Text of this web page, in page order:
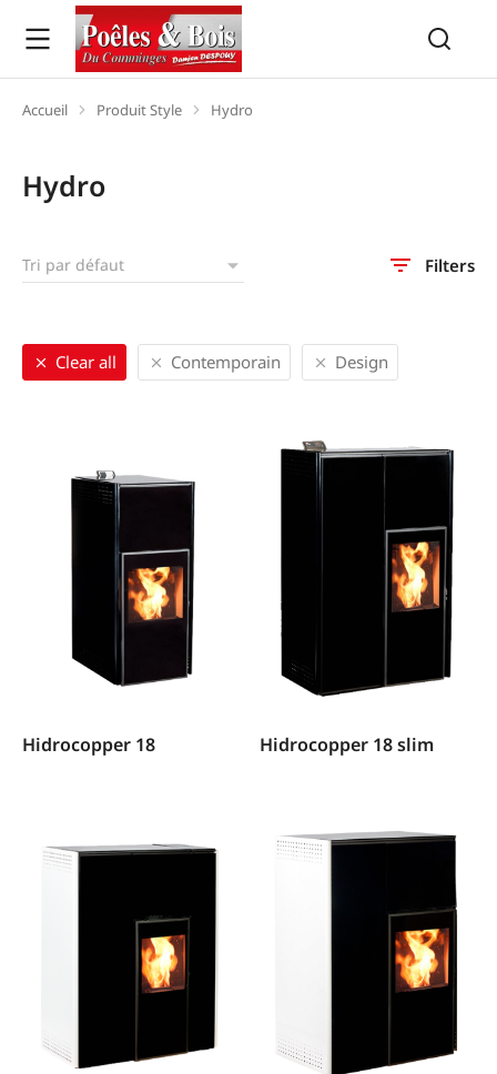
Vous êtes ici :
Accueil Produit Style Hydro
Hydro
Filters
Clear all Contemporain Design
Hidrocopper 18 Hidrocopper 18 slim